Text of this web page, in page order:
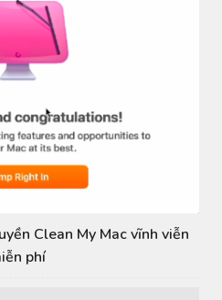
Clean My Mac vĩnh viễn
phí